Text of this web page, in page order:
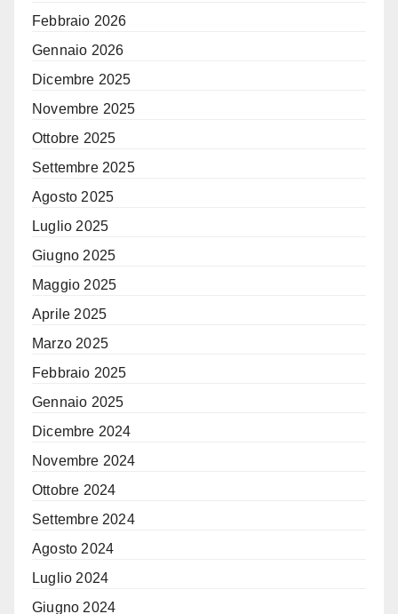
Febbraio 2026
Gennaio 2026
Dicembre 2025
Novembre 2025
Ottobre 2025
Settembre 2025
Agosto 2025
Luglio 2025
Giugno 2025
Maggio 2025
Aprile 2025
Marzo 2025
Febbraio 2025
Gennaio 2025
Dicembre 2024
Novembre 2024
Ottobre 2024
Settembre 2024
Agosto 2024
Luglio 2024
Giugno 2024